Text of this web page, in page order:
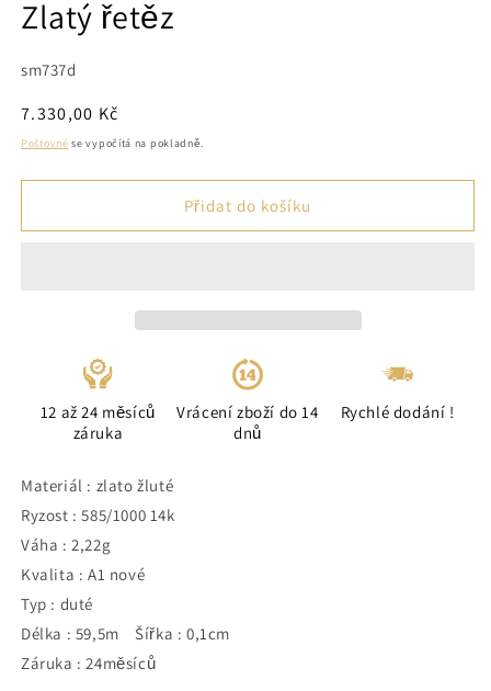
v
modálním
Zlatý řetěz
SKU:
sm737d
Běžná
cena
7.330,00 Kč
Poštovné se vypočítá na pokladně.
Přidat do košíku
12 až 24 měsíců
záruka
Vrácení zboží do 14
dnů
Rychlé dodání !
Materiál : zlato žluté
Ryzost : 585/1000 14k
Váha : 2,22g
Kvalita : A1 nové
Typ : duté
Délka : 59,5m Šířka : 0,1cm
Záruka : 24měsíců